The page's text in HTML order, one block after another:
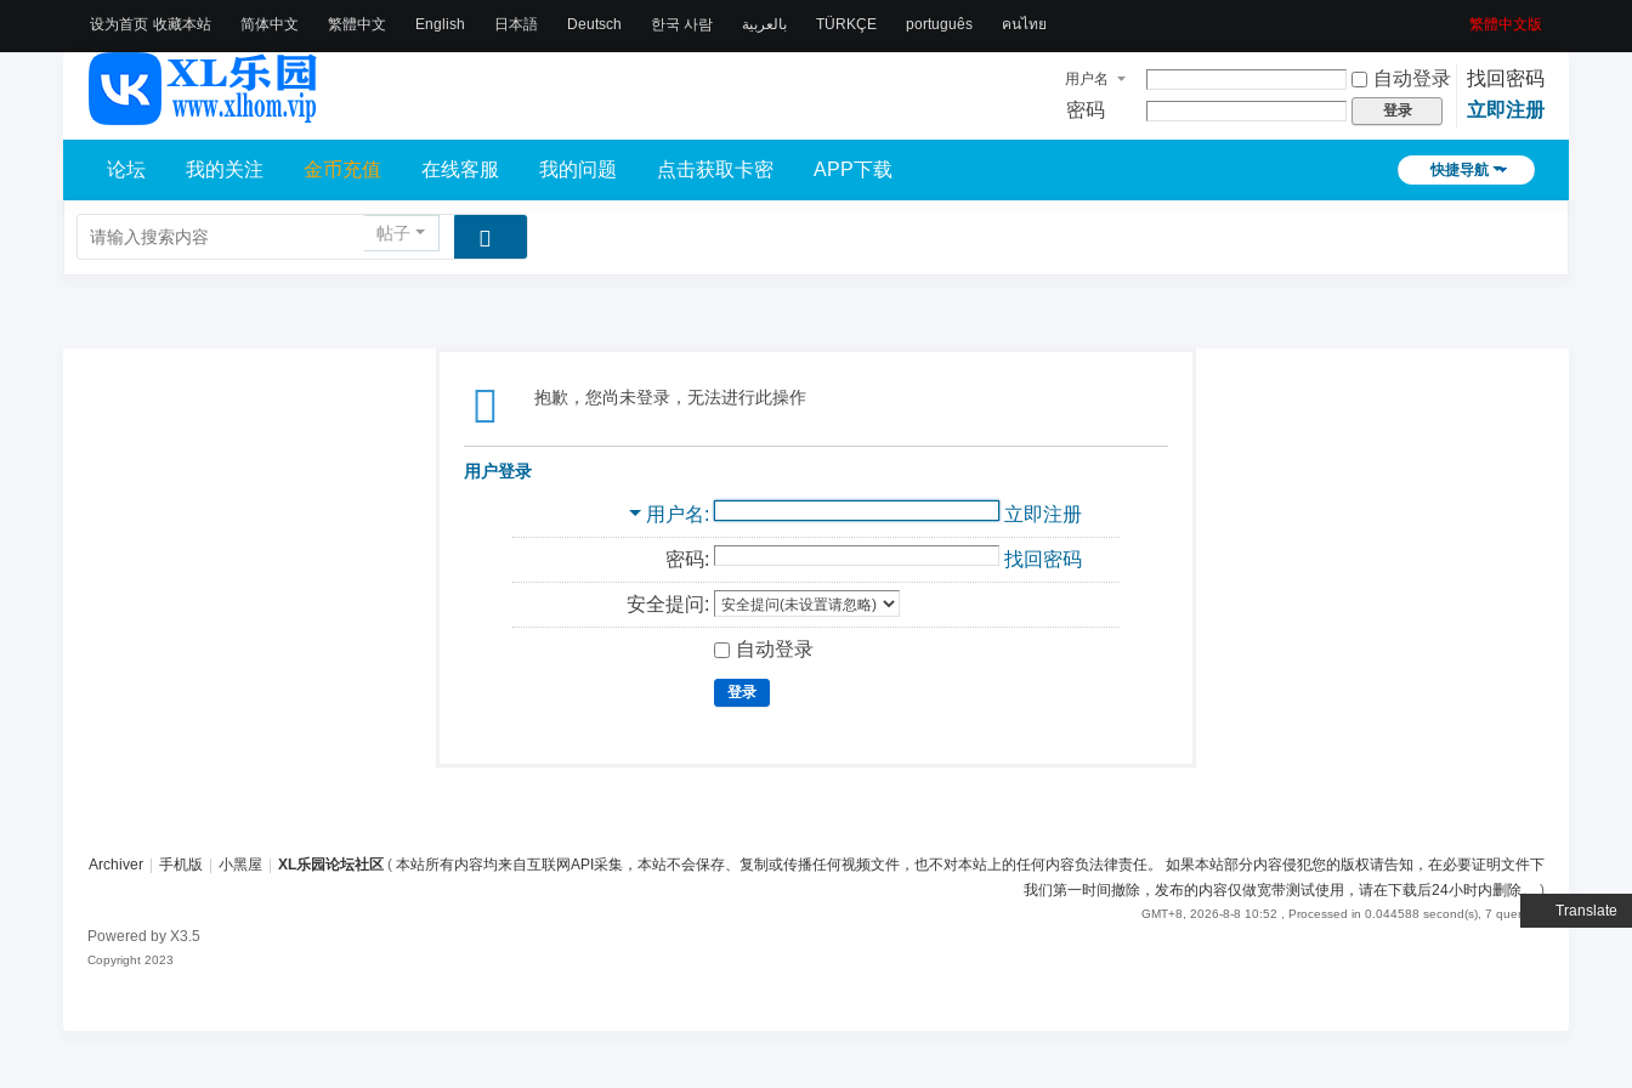
设为首页 收藏本站
Translate
简体中文 繁體中文 English 日本語 Deutsch 한국 사람 بالعربية TÜRKÇE português คนไทย 繁體中文版
用户名 自动登录
找回密码
密码
登录 立即注册
快捷导航
论坛 我的关注 金币充值 在线客服 我的问题 点击获取卡密 APP下载
帖子
抱歉，您尚未登录，无法进行此操作
用户登录
用户名 立即注册
密码: 找回密码
安全提问:
自动登录
登录
Archiver 手机版 小黑屋 XL乐园论坛社区 ( 本站所有内容均来自互联网API采集，本站不会保存、复制或传播任何视频文件，也不对本站上的任何内容负法律责任。 如果本站部分内容侵犯您的版权请告知，在必要证明文件下
我们第一时间撤除，发布的内容仅做宽带测试使用，请在下载后24小时内删除。)
GMT+8, 2026-8-8 10:52 , Processed in 0.044588 second(s), 7 queries .
Powered by X3.5
Copyright 2023